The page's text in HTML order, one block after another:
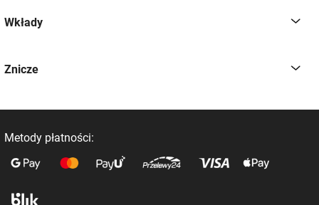
Wkłady
Znicze
Metody płatności: